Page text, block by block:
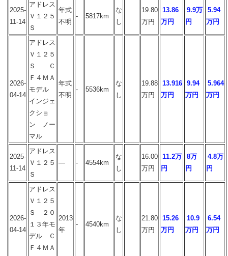
2025-
11-14
アドレス
Ｖ１２５
Ｓ
年式
不明
- 5817km
な
し
19.80
万円
13.86
万円
9.9万
円
5.94
万円
2026-
04-14
アドレス
Ｖ１２５
Ｓ Ｃ
Ｆ４ＭＡ
モデル
インジェ
クショ
ン ノー
マル
年式
不明
- 5536km
な
し
19.88
万円
13.916
万円
9.94
万円
5.964
万円
2025-
11-14
アドレス
Ｖ１２５
Ｓ
― - 4554km
な
し
16.00
万円
11.2万
円
8万
円
4.8万
円
2026-
04-14
アドレス
Ｖ１２５
Ｓ ２０
１３年モ
デル Ｃ
Ｆ４ＭＡ
2013
年
- 4540km
な
し
21.80
万円
15.26
万円
10.9
万円
6.54
万円